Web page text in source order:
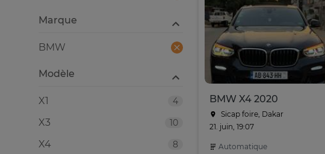
BMW X4 2020
Sicap foire, Dakar
21. juin, 19:07
Automatique
Marque
BMW
Modèle
4
X1
10
X3
8
X4